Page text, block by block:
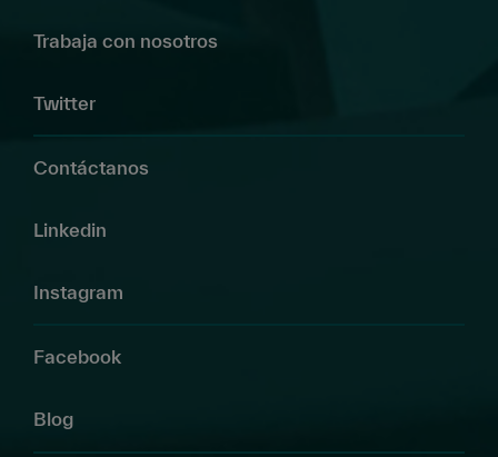
Trabaja con nosotros
Twitter
Contáctanos
Linkedin
Instagram
Facebook
Blog